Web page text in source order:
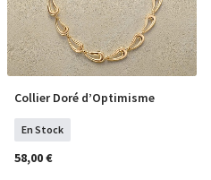
COMMANDER
Collier Doré d’Optimisme
En Stock
58,00 €